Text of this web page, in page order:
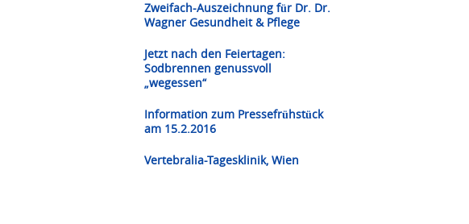
Zweifach-Auszeichnung für Dr. Dr.
Wagner Gesundheit & Pflege
Jetzt nach den Feiertagen:
Sodbrennen genussvoll
„wegessen“
Information zum Pressefrühstück
am 15.2.2016
Vertebralia-Tagesklinik, Wien